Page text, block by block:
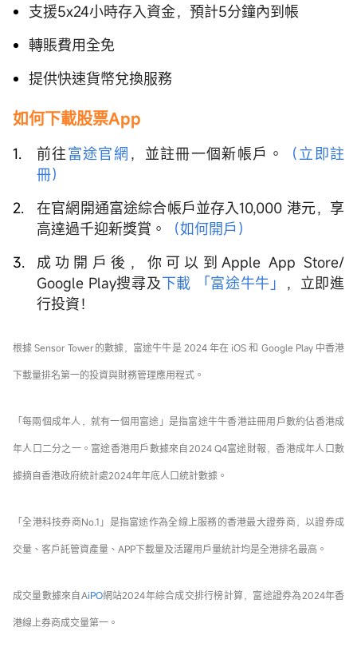
支援5x24小時存入資金，預計5分鐘內到帳
轉賬費用全免
提供快速貨幣兌換服務
如何下載股票App
前往富途官網 ，並註冊一個新帳戶。
（立即註
冊）
在官網開通富途綜合帳戶並存入10,000 港元，享
高達過千迎新獎賞。
（如何開戶）
成功開戶後，你可以到Apple App Store/
Google Play搜尋及下載 「富途牛牛」
，立即進
行投資！
根據 Sensor Tower的數據，富途牛牛是 2024 年在 iOS 和 Google Play 中香港
下載量排名第一的投資與財務管理應用程式。
「每兩個成年人，就有一個用富途」是指富途牛牛香港註冊用戶數約佔香港成
年人口二分之一。富途香港用戶數據來自2024 Q4富途財報，香港成年人口數
據摘自香港政府統計處2024年年底人口統計數據。
「全港科技券商No.1」是指富途作為全線上服務的香港最大證券商，以證券成
交量、客戶託管資產量、APP下載量及活躍用戶量統計均是全港排名最高。
成交量數據來自AiPO網站2024年綜合成交排行榜計算，富途證券為2024年香
港線上券商成交量第一。